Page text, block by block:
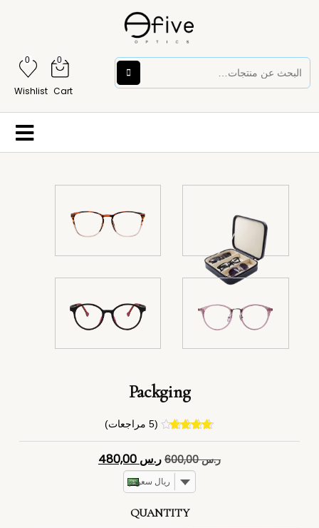
0
Cart
0
Wishlist
Packging
تم التقييم
5 بناءً على
تقييم
4
عملاء
(
5 مراجعات)
ر.س600,00 ر.س
ريال سعودي
QUANTITY